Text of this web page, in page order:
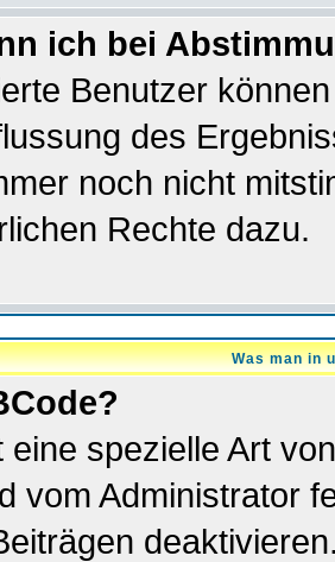
ich bei
Benutzer
des
noch nicht
Rechte dazu.
Was man in
eine spezielle Art
vom Administrator